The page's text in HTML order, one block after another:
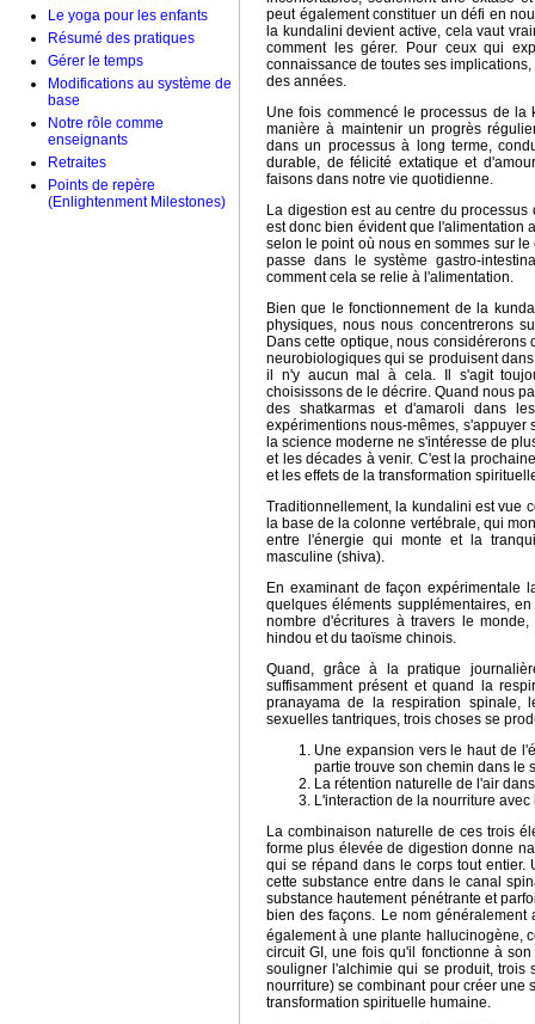
Le yoga pour les enfants
Résumé des pratiques
Gérer le temps
Modifications au système de
base
Notre rôle comme
enseignants
Retraites
Points de repère
(Enlightenment Milestones)
peut également constituer un défi en
la kundalini devient active, cela vaut
comment les gérer. Pour ceux qui
connaissance de toutes ses
des années.
Une fois commencé le processus de
manière à maintenir un progrès
dans un processus à long terme,
durable, de félicité extatique et
faisons dans notre vie quotidienne.
La digestion est au centre du
est donc bien évident que l'alimentation
selon le point où nous en sommes sur
passe dans le système gastro-
comment cela se relie à l'alimentation.
Bien que le fonctionnement de la
physiques, nous nous concentrerons
Dans cette optique, nous
neurobiologiques qui se produisent
il n'y aucun mal à cela. Il s'agit
choisissons de le décrire. Quand nous
des shatkarmas et d'amaroli dans
expérimentions nous-mêmes,
la science moderne ne s'intéresse de
et les décades à venir. C'est la
et les effets de la transformation
Traditionnellement, la kundalini est vue
la base de la colonne vertébrale, qui
entre l'énergie qui monte et la
masculine (shiva).
En examinant de façon expérimentale
quelques éléments supplémentaires,
nombre d'écritures à travers le
hindou et du taoïsme chinois.
Quand, grâce à la pratique
suffisamment présent et quand la
pranayama de la respiration spinale,
sexuelles tantriques, trois choses se
Une expansion vers le haut de
partie trouve son chemin dans le
La rétention naturelle de l'air
L'interaction de la nourriture
La combinaison naturelle de ces trois
forme plus élevée de digestion donne
qui se répand dans le corps tout entier.
cette substance entre dans le canal
substance hautement pénétrante et
bien des façons. Le nom
également à une plante hallucinogène,
circuit GI, une fois qu'il fonctionne à
souligner l'alchimie qui se produit, trois
nourriture) se combinant pour créer une
transformation spirituelle humaine.